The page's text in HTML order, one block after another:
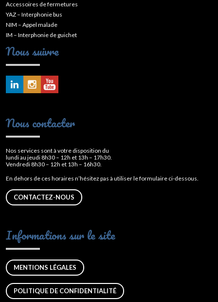
Accessoires de fermetures
YAZ – Interphonie bus
NIM – Appel malade
IM – Interphonie de guichet
Nous suivre
Nous contacter
Nos services sont à votre disposition du
lundi au jeudi 8h30 – 12h et 13h – 17h30.
Vendredi 8h30 – 12h et 13h – 16h30.
En dehors de ces horaires n’hésitez pas à utiliser le formulaire ci-dessous.
CONTACTEZ-NOUS
Informations sur le site
MENTIONS LÉGALES
POLITIQUE DE CONFIDENTIALITÉ